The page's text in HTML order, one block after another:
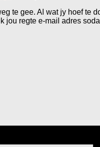
te gee. Al wat jy hoef te
jou regte e-mail adres